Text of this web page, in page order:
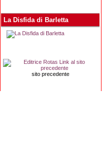
La Disfida di Barletta
sito precedente